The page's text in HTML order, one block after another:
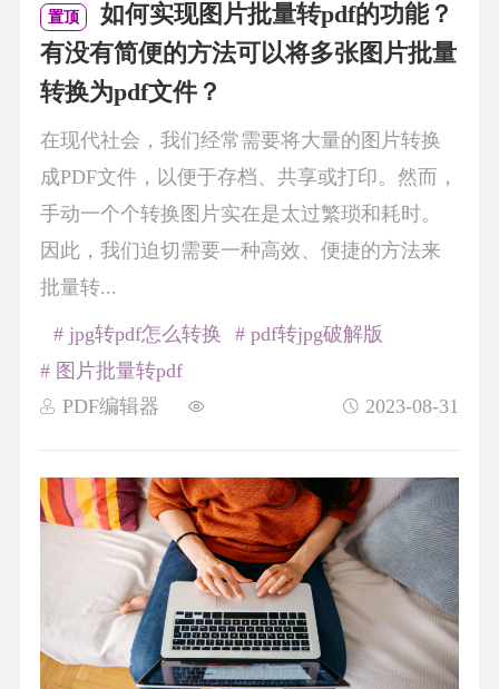
置顶
如何实现图片批量转pdf的功能？
有没有简便的方法可以将多张图片批量
转换为pdf文件？
在现代社会，我们经常需要将大量的图片转换
成PDF文件，以便于存档、共享或打印。然而，
手动一个个转换图片实在是太过繁琐和耗时。
因此，我们迫切需要一种高效、便捷的方法来
批量转...
PDF编辑器 2023-08-31
# jpg转pdf怎么转换
# pdf转jpg破解版
# 图片批量转pdf